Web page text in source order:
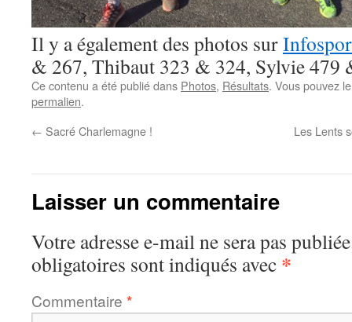
Il y a également des photos sur
& 267, Thibaut 323 & 324, Sylvie 479
Ce contenu a été publié dans Photos, Résultats. Vous pouvez
permalien.
← Sacré Charlemagne ! Les Lents
Laisser un commentaire
Votre adresse e-mail ne sera pas
obligatoires sont indiqués avec *
Commentaire *